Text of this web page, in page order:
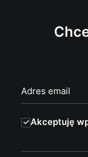
Akceptuję